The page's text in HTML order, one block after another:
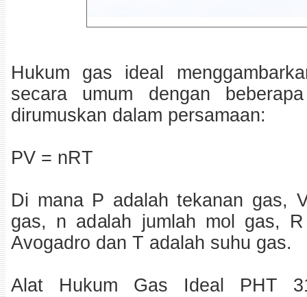
Hukum gas ideal
secara umum dengan
dirumuskan dalam persamaan:
PV = nRT
Di mana P adalah tekanan gas,
gas, n adalah jumlah mol gas,
Avogadro dan T adalah suhu gas.
Alat Hukum Gas Ideal PHT